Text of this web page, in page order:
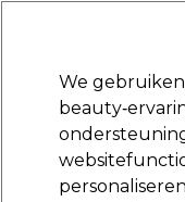
Merken Deals
Na
We